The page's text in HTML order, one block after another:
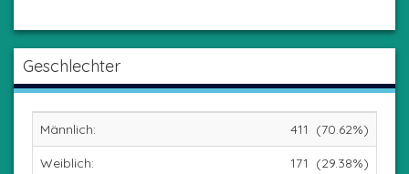
Geschlechter
Männlich: 411 (70.62%)
Weiblich: 171 (29.38%)